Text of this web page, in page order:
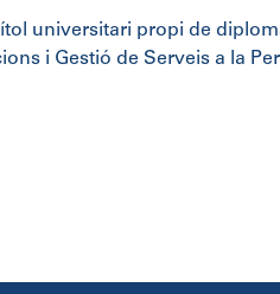
universitari propi de
i Gestió de Serveis a la